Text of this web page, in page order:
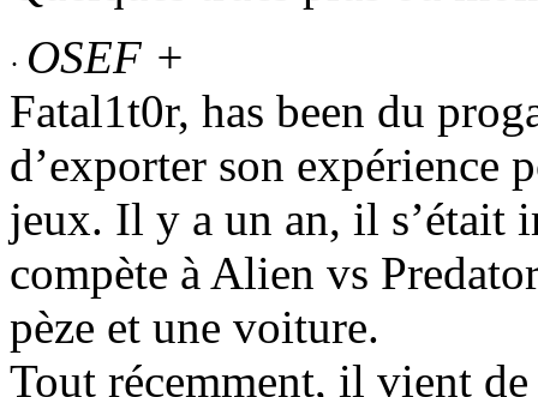
· OSEF +
Fatal1t0r, has been du
d’exporter son expérience
jeux. Il y a un an, il s’était
compète à Alien vs
pèze et une voiture.
Tout récemment, il vient